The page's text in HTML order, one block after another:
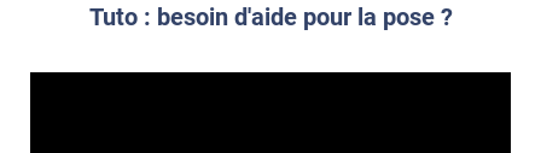
S'aider d'un décapeur thermique : la colle va ramollir le film
faire appel à un
Lisser la surface avec un enduit de lissage au préalable
Réussir la pose d'un revêtement adhésif dans les angles. »
Tuto : besoin d'aide pour la pose ?